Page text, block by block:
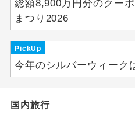
総額8,900万円分のクー
まつり2026
PickUp
今年のシルバーウィーク
国内旅行